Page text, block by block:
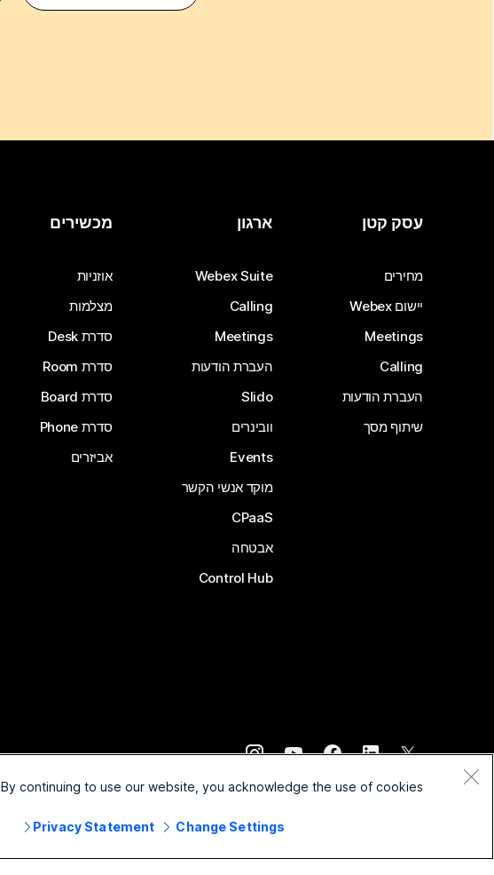
עסק קטן
מחירים
יישום Webex
Meetings
Calling
העברת הודעות
שיתוף מסך
ארגון
Webex Suite
Calling
Meetings
העברת הודעות
Slido
וובינרים
Events
מוקד אנשי הקשר
CPaaS
אבטחה
Control Hub
מכשירים
אוזניות
מצלמות
סדרת Desk
סדרת Room
סדרת Board
סדרת Phone
אביזרים
2026Cisco ו/או החברות המשויכות לה. כל הזכויות שמורות.
By continuing to use our website, you acknowledge the use of cookies.
Privacy Statement Change Settings